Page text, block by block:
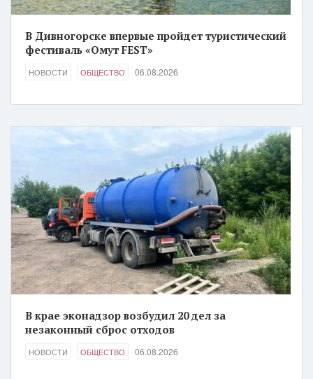
В Дивногорске впервые пройдет туристический
фестиваль «Омут FEST»
НОВОСТИ ОБЩЕСТВО 06.08.2026
В крае эконадзор возбудил 20 дел за
незаконный сброс отходов
НОВОСТИ ОБЩЕСТВО 06.08.2026